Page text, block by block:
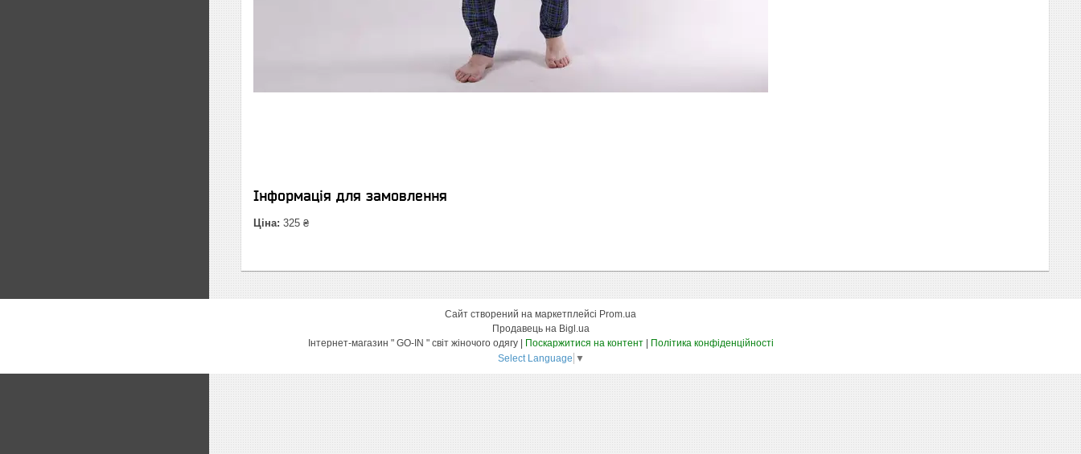
Інформація для замовлення
Ціна: 325 ₴
Сайт створений на маркетплейсі Prom.ua
Продавець на Bigl.ua
Поскаржитися на контент
Політика конфіденційності
Select Language ▼